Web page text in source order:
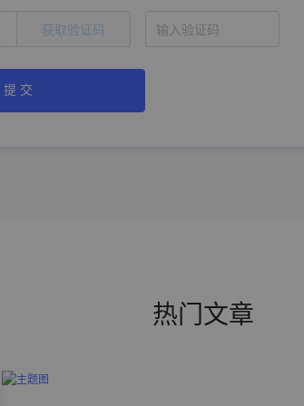
获取验证码
提 交
热门文章